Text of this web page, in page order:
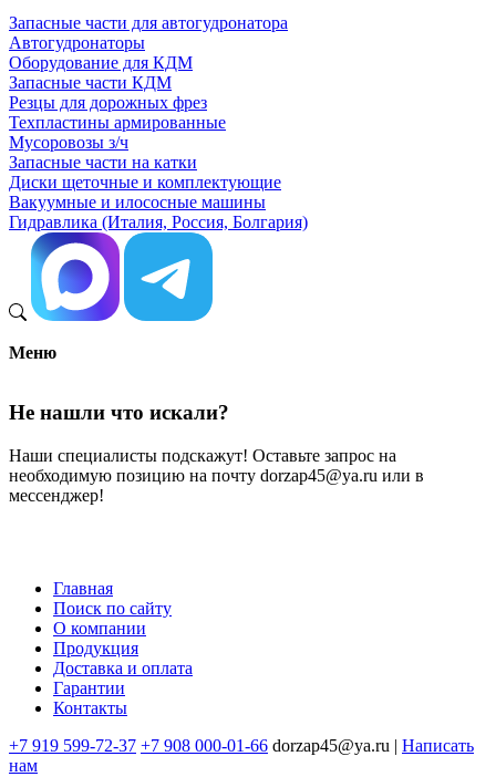
Запасные части для автогудронатора
Автогудронаторы
Оборудование для КДМ
Запасные части КДМ
Резцы для дорожных фрез
Техпластины армированные
Мусоровозы з/ч
Запасные части на катки
Диски щеточные и комплектующие
Вакуумные и илососные машины
Гидравлика (Италия, Россия, Болгария)
Меню
Не нашли что искали?
Наши специалисты подскажут! Оставьте запрос на
необходимую позицию на почту dorzap45@ya.ru или в
мессенджер!
Меню
подвале
Главная
Поиск по сайту
О компании
Продукция
Доставка и оплата
Гарантии
Контакты
+7 919 599-72-37 +7 908 000-01-66 dorzap45@ya.ru | Написать
нам